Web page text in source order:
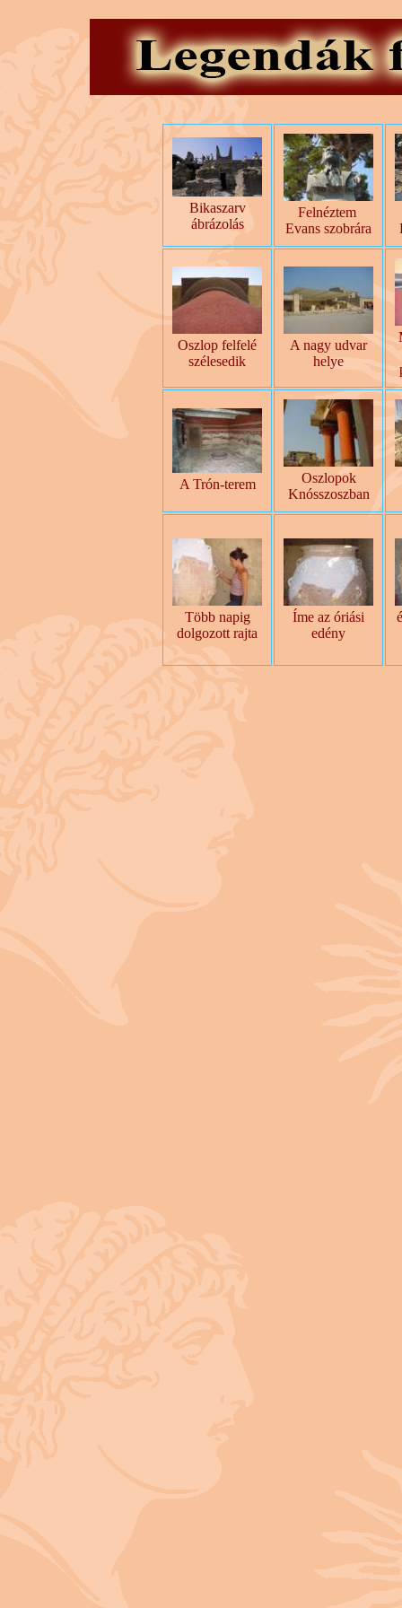
Bikaszarv
ábrázolás
Felnéztem
Evans szobrára
Oszlop felfelé
szélesedik
A nagy udvar
helye
A Trón-terem
Oszlopok
Knósszoszban
Több napig
dolgozott rajta
Íme az óriási
edény